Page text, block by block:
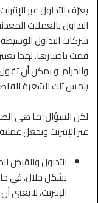
يعرّف التداول عبر
التداول بالعملات
شركات التداول
قمت باختيارها. لهذا
والحرام. و يمكن أن
يلمس تلك الشعرة
لكن السؤال؛ ما هي
عبر الإنترنت وتجعل
التداول والقبض
بشكل حلال. في
الإنترنت، لا